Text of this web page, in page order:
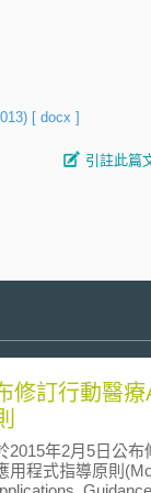
[ docx ]
引註此篇
修訂行動醫療
年2月5日公布
用程式指導原則